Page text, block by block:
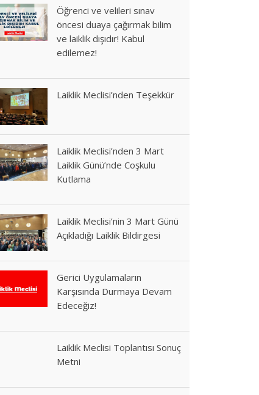
Öğrenci ve velileri sınav
öncesi duaya çağırmak bilim
ve laiklik dışıdır! Kabul
edilemez!
Laiklik Meclisi’nden Teşekkür
Laiklik Meclisi’nden 3 Mart
Laiklik Günü’nde Coşkulu
Kutlama
Laiklik Meclisi’nin 3 Mart Günü
Açıkladığı Laiklik Bildirgesi
Gerici Uygulamaların
Karşısında Durmaya Devam
Edeceğiz!
Laiklik Meclisi Toplantısı Sonuç
Metni